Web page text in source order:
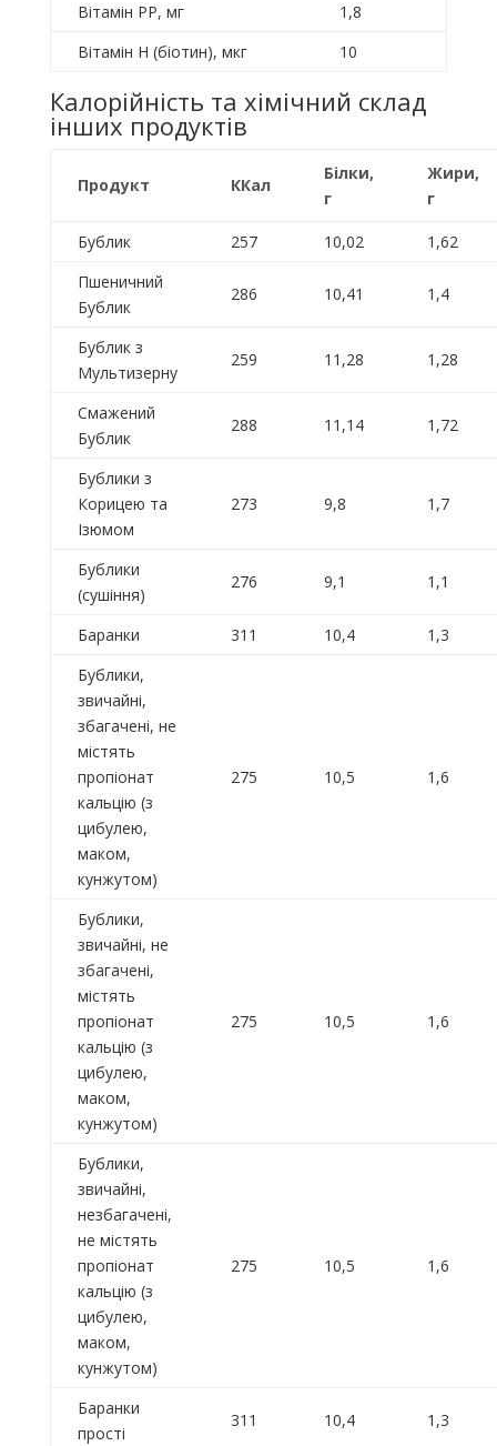
Вітамін PP, мг
1,8
Вітамін H (біотин), мкг
10
Калорійність та хімічний склад
інших продуктів
Продукт ККал
Білки,
г
Жири,
г
Бублик 257 10,02
1,62
Пшеничний
Бублик
286 10,41 1,4
Бублик з
Мультизерну
259 11,28 1,28
Смажений
Бублик
288 11,14 1,72
Бублики з
Корицею та
Ізюмом
273 9,8 1,7
Бублики
(сушіння)
276 9,1 1,1
Баранки 311 10,4
1,3
Бублики,
звичайні,
збагачені, не
містять
пропіонат
кальцію (з
цибулею,
маком,
кунжутом)
275 10,5 1,6
Бублики,
звичайні, не
збагачені,
містять
пропіонат
кальцію (з
цибулею,
маком,
кунжутом)
275 10,5 1,6
Бублики,
звичайні,
незбагачені,
не містять
пропіонат
кальцію (з
цибулею,
маком,
кунжутом)
275 10,5 1,6
Баранки
прості
311 10,4 1,3